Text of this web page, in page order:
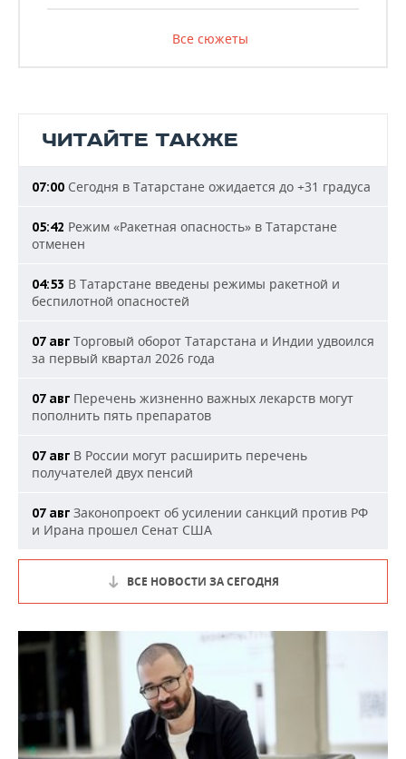
Все сюжеты
ЧИТАЙТЕ ТАКЖЕ
07:00 Сегодня в Татарстане ожидается до +31 градуса
05:42 Режим «Ракетная опасность» в Татарстане
отменен
04:53 В Татарстане введены режимы ракетной и
беспилотной опасностей
07 авг Торговый оборот Татарстана и Индии удвоился
за первый квартал 2026 года
07 авг Перечень жизненно важных лекарств могут
пополнить пять препаратов
07 авг В России могут расширить перечень
получателей двух пенсий
07 авг Законопроект об усилении санкций против РФ
и Ирана прошел Сенат США
ВСЕ НОВОСТИ ЗА СЕГОДНЯ